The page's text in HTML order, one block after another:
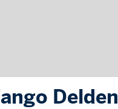
Delden